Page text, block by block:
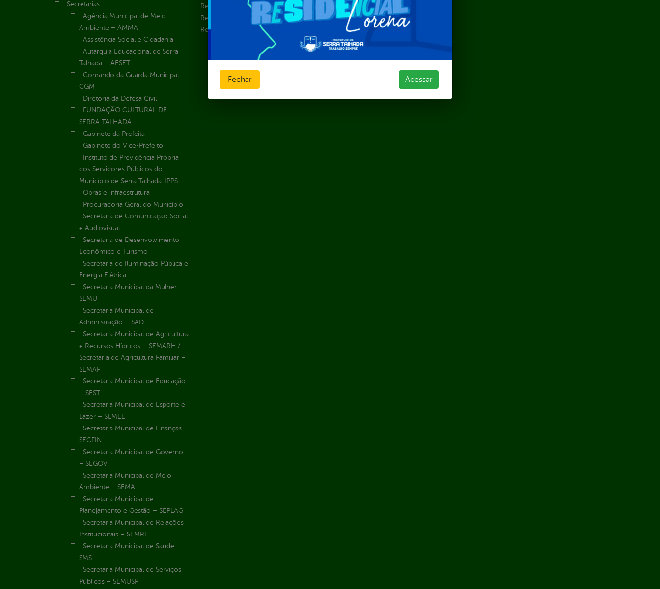
Secretarias
Agência Municipal de Meio
Ambiente – AMMA
Assistência Social e Cidadania
Autarquia Educacional de Serra
Talhada – AESET
Comando da Guarda Municipal-
CGM
Diretoria da Defesa Civil
FUNDAÇÃO CULTURAL DE
SERRA TALHADA
Gabinete da Prefeita
Gabinete do Vice-Prefeito
Instituto de Previdência Própria
dos Servidores Públicos do
Município de Serra Talhada-IPPS
Obras e Infraestrutura
Procuradoria Geral do Município
Secretaria de Comunicação Social
e Audiovisual
Secretaria de Desenvolvimento
Econômico e Turismo
Secretaria de Iluminação Pública e
Energia Elétrica
Secretaria Municipal da Mulher –
SEMU
Secretaria Municipal de
Administração – SAD
Secretaria Municipal de Agricultura
e Recursos Hídricos – SEMARH /
Secretaria de Agricultura Familiar –
SEMAF
Secretaria Municipal de Educação
– SEST
Secretaria Municipal de Esporte e
Lazer – SEMEL
Secretaria Municipal de Finanças –
SECFIN
Secretaria Municipal de Governo
– SEGOV
Secretaria Municipal de Meio
Ambiente – SEMA
Secretaria Municipal de
Planejamento e Gestão – SEPLAG
Secretaria Municipal de Relações
Institucionais – SEMRI
Secretaria Municipal de Saúde –
SMS
Secretaria Municipal de Serviços
Públicos – SEMUSP
Receitas
Recursos Humanos
Renúncias de Receitas
Fechar Acessar